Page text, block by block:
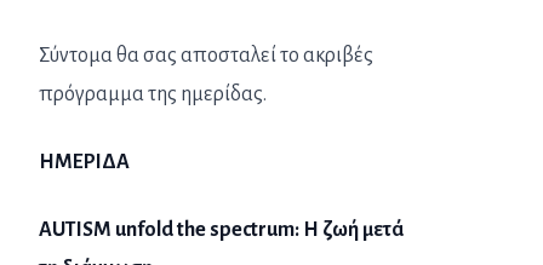
Σύντομα θα σας αποσταλεί το ακριβές
πρόγραμμα της ημερίδας.
ΗΜΕΡΙΔΑ
AUTISM unfold the spectrum: Η ζωή μετά